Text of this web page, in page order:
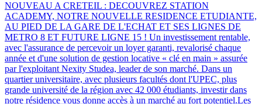
NOUVEAU A CRETEIL : DECOUVREZ STATION
ACADEMY, NOTRE NOUVELLE RESIDENCE ETUDIANTE,
AU PIED DE LA GARE DE L'ECHAT ET SES LIGNES DE
METRO 8 ET FUTURE LIGNE 15 ! Un investissement rentable,
avec l'assurance de percevoir un loyer garanti, revalorisé chaque
année et d'une solution de gestion locative « clé en main » assurée
par l'exploitant Nexity Studea, leader de son marché. Dans un
quartier universitaire, avec plusieurs facultés dont l'UPEC, plus
grande université de la région avec 42 000 étudiants, investir dans
notre résidence vous donne accès à un marché au fort potentiel.Les